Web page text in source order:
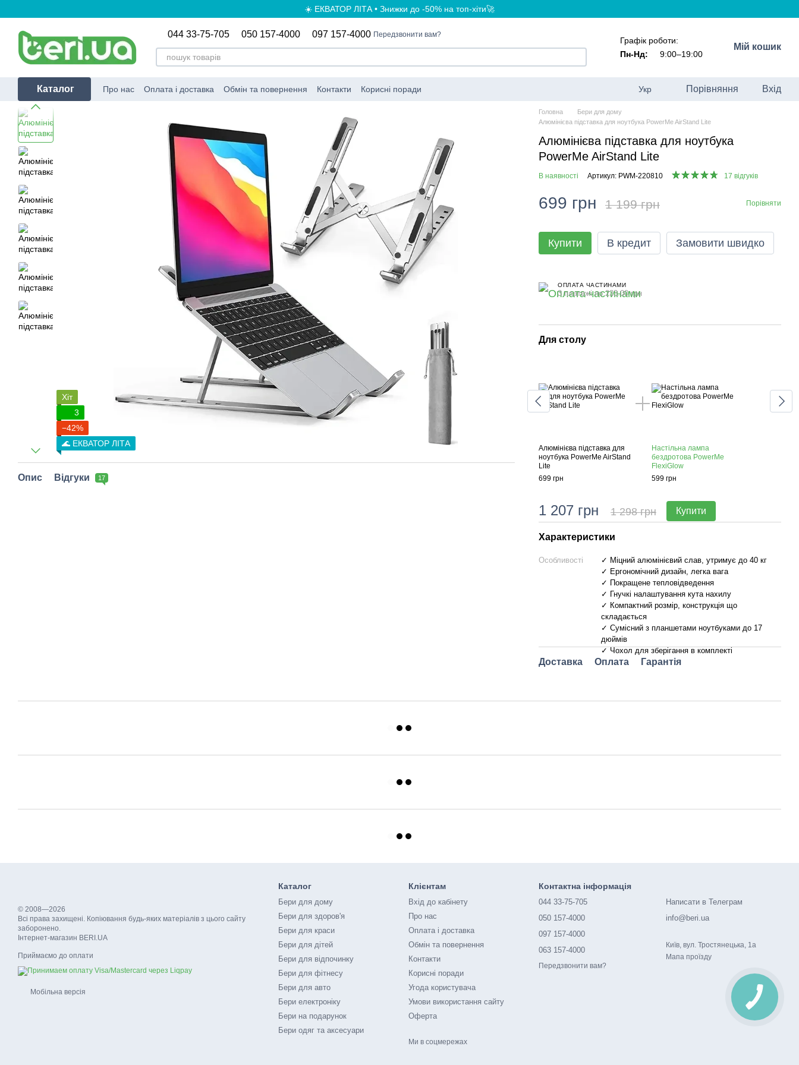
☀️ ЕКВАТОР ЛІТА • Знижки до -50% на топ-хіти🚀
044 33-75-705 050 157-4000 097 157-4000 Передзвонити вам?
Графік роботи:
Пн-Нд:
9:00–19:00
Мій кошик
Каталог Про нас Оплата і доставка Обмін та повернення Контакти Корисні поради Укр Порівняння Вхід
Хіт
3
−42%
🌊 ЕКВАТОР ЛІТА
Опис Відгуки 17
Головна
Бери для дому
Алюмінієва підставка для ноутбука PowerMe AirStand Lite
Алюмінієва підставка для ноутбука
PowerMe AirStand Lite
В наявності Артикул: PWM-220810 17 відгуків
699 грн 1 199 грн Порівняти
Купити В кредит Замовити швидко
ОПЛАТА ЧАСТИНАМИ
3 платежі по 233.00 грн
Для столу
Алюмінієва підставка для
ноутбука PowerMe AirStand
Lite
699 грн
Настільна лампа
бездротова PowerMe
FlexiGlow
599 грн
1 207 грн 1 298 грн Купити
Характеристики
Особливості
✓ Міцний алюмінієвий слав, утримує до 40 кг
✓ Ергономічний дизайн, легка вага
✓ Покращене тепловідведення
✓ Гнучкі налаштування кута нахилу
✓ Компактний розмір, конструкція що
складається
✓ Сумісний з планшетами ноутбуками до 17
дюймів
✓ Чохол для зберігання в комплекті
Доставка Оплата Гарантія
© 2008—2026
Всі права захищені. Копіювання будь-яких матеріалів з цього сайту
заборонено.
Інтернет-магазин BERI.UA
Приймаємо до оплати
Мобільна версія
Каталог
Бери для дому
Бери для здоров'я
Бери для краси
Бери для дітей
Бери для відпочинку
Бери для фітнесу
Бери для авто
Бери електроніку
Бери на подарунок
Бери одяг та аксесуари
Клієнтам
Вхід до кабінету
Про нас
Оплата і доставка
Обмін та повернення
Контакти
Корисні поради
Угода користувача
Умови використання сайту
Оферта
Ми в соцмережах
Контактна інформація
044 33-75-705
050 157-4000
097 157-4000
063 157-4000
Передзвонити вам?
Написати в Телеграм
info@beri.ua
Київ, вул. Тростянецька, 1а
Мапа проїзду